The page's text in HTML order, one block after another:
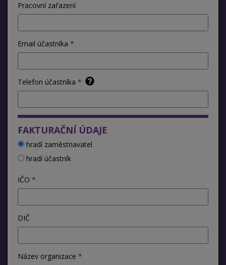
Pracovní zařazení
Email účastníka
Telefon účastníka
FAKTURAČNÍ ÚDAJE
hradí zaměstnavatel
hradí účastník
IČO
DIČ
Název organizace